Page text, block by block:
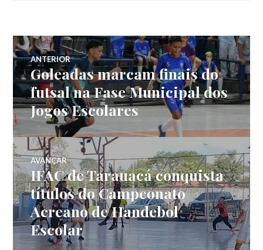
ANTERIOR
Goleadas marcam finais do
futsal na Fase Municipal dos
Jogos Escolares
AVANÇAR
IFAC de Tarauacá conquista
títulos do Campeonato
Acreano de Handebol
Escolar